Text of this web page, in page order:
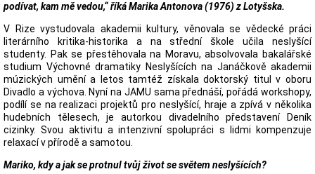
podívat, kam mě vedou,“ říká Marika Antonova (1976) z Lotyšska.
V Rize vystudovala akademii kultury, věnovala se vědecké práci
literárního kritika-historika a na střední škole učila neslyšící
studenty. Pak se přestěhovala na Moravu, absolvovala bakalářské
studium Výchovné dramatiky Neslyšících na Janáčkově akademii
múzických umění a letos tamtéž získala doktorský titul v oboru
Divadlo a výchova. Nyní na JAMU sama přednáší, pořádá workshopy,
podílí se na realizaci projektů pro neslyšící, hraje a zpívá v několika
hudebních tělesech, je autorkou divadelního představení Deník
cizinky. Svou aktivitu a intenzivní spolupráci s lidmi kompenzuje
relaxací v přírodě a samotou.
Mariko, kdy a jak se protnul tvůj život se světem neslyšících?